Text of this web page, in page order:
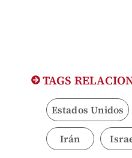
TAGS
Estados Unidos
Irán